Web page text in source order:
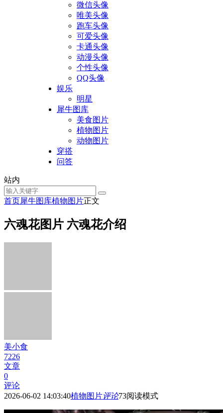
微信头像
唯美头像
跑车头像
可爱头像
卡通头像
动漫头像
个性头像
QQ头像
娱乐
明星
犀牛图库
美食图片
植物图片
动物图片
穿搭
问答
站内
首页犀牛图库植物图片正文
六魂花图片 六魂花介绍
美小食
7226
文章
0
评论
2026-06-02 14:03:40植物图片评论73阅读模式